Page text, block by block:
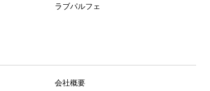
ラブパルフェ
会社概要